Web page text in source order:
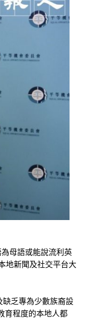
母語或能說流利英
地新聞及社交平台大
乏專為少數族裔設
育程度的本地人都